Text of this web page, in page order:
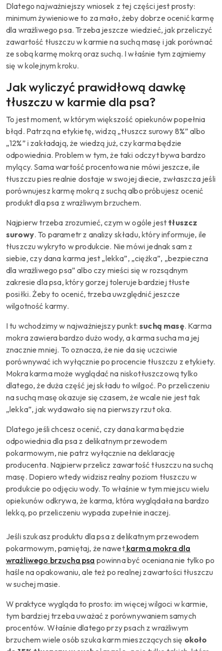
Dlatego najważniejszy wniosek z tej części jest prosty:
minimum żywieniowe to za mało, żeby dobrze ocenić karmę
dla wrażliwego psa. Trzeba jeszcze wiedzieć, jak przeliczyć
zawartość tłuszczu w karmie na suchą masę i jak porównać
ze sobą karmę mokrą oraz suchą. I właśnie tym zajmiemy
się w kolejnym kroku.
Jak wyliczyć prawidłową dawkę
tłuszczu w karmie dla psa?
To jest moment, w którym większość opiekunów popełnia
błąd. Patrzą na etykietę, widzą „tłuszcz surowy 8%” albo
„12%” i zakładają, że wiedzą już, czy karma będzie
odpowiednia. Problem w tym, że taki odczyt bywa bardzo
mylący. Sama wartość procentowa nie mówi jeszcze, ile
tłuszczu pies realnie dostaje w swojej diecie, zwłaszcza jeśli
porównujesz karmę mokrą z suchą albo próbujesz ocenić
produkt dla psa z wrażliwym brzuchem.
Najpierw trzeba zrozumieć, czym w ogóle jest tłuszcz
surowy. To parametr z analizy składu, który informuje, ile
tłuszczu wykryto w produkcie. Nie mówi jednak sam z
siebie, czy dana karma jest „lekka”, „ciężka”, „bezpieczna
dla wrażliwego psa” albo czy mieści się w rozsądnym
zakresie dla psa, który gorzej toleruje bardziej tłuste
posiłki. Żeby to ocenić, trzeba uwzględnić jeszcze
wilgotność karmy.
I tu wchodzimy w najważniejszy punkt:suchą masę. Karma
mokra zawiera bardzo dużo wody, a karma sucha ma jej
znacznie mniej. To oznacza, że nie da się uczciwie
porównywać ich wyłącznie po procencie tłuszczu z etykiety.
Mokra karma może wyglądać na niskotłuszczową tylko
dlatego, że duża część jej składu to wilgoć. Po przeliczeniu
na suchą masę okazuje się czasem, że wcale nie jest tak
„lekka”, jak wydawało się na pierwszy rzut oka.
Dlatego jeśli chcesz ocenić, czy dana karma będzie
odpowiednia dla psa z delikatnym przewodem
pokarmowym, nie patrz wyłącznie na deklarację
producenta. Najpierw przelicz zawartość tłuszczu na suchą
masę. Dopiero wtedy widzisz realny poziom tłuszczu w
produkcie po odjęciu wody. To właśnie w tym miejscu wielu
opiekunów odkrywa, że karma, która wyglądała na bardzo
lekką, po przeliczeniu wypada zupełnie inaczej.
Jeśli szukasz produktu dla psa z delikatnym przewodem
pokarmowym, pamiętaj, że nawetkarma mokra dla
wrażliwego brzucha psa powinna być oceniana nie tylko po
haśle na opakowaniu, ale też po realnej zawartości tłuszczu
w suchej masie.
W praktyce wygląda to prosto: im więcej wilgoci w karmie,
tym bardziej trzeba uważać z porównywaniem samych
procentów. Właśnie dlatego przy psach z wrażliwym
brzuchem wiele osób szuka karm mieszczących się około